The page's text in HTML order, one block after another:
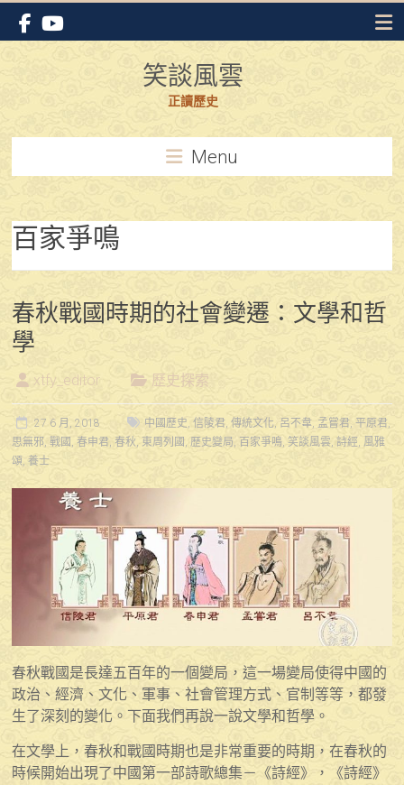
Skip
content
笑談風雲
正讀歷史
Menu
百家爭鳴
春秋戰國時期的社會變遷：文學和哲
學
xtfy_editor 歷史探索
27 6 月, 2018 中國歷史,信陵君,傳統文化, 呂不韋, 孟嘗君,平原君,
思無邪,戰國 , 春申君, 春秋, 東周列國 , 歷史變局, 百家爭鳴,笑談風雲,詩經, 風雅
頌,養士
春秋戰國是長達五百年的一個變局，這一場變局使得中國的
政治、經濟、文化、軍事、社會管理方式、官制等等，都發
生了深刻的變化。下面我們再說一說文學和哲學。
在文學上，春秋和戰國時期也是非常重要的時期，在春秋的
時候開始出現了中國第一部詩歌總集－《詩經》，《詩經》